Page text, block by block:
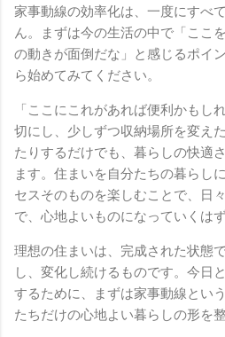
家事動線の効率化は、一度にすべ
ん。まずは今の生活の中で「ここ
の動きが面倒だな」と感じるポイ
ら始めてみてください。
「ここにこれがあれば便利かもし
切にし、少しずつ収納場所を変え
たりするだけでも、暮らしの快適
ます。住まいを自分たちの暮らし
セスそのものを楽しむことで、日
で、心地よいものになっていくはず
理想の住まいは、完成された状態
し、変化し続けるものです。今日
するために、まずは家事動線とい
たちだけの心地よい暮らしの形を